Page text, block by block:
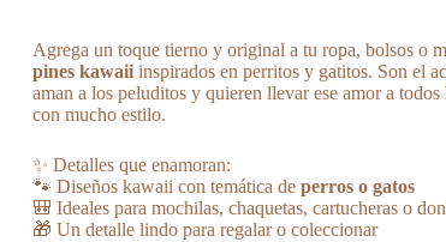
Agrega un toque tierno y original a tu ropa, bolsos o
pines kawaiiinspirados en perritos y gatitos. Son el
aman a los peluditos y quieren llevar ese amor a
con mucho estilo.
✨ Detalles que enamoran:
🐾 Diseños kawaii con temática de perros o gatos
🎒 Ideales para mochilas, chaquetas, cartucheras o
🎁 Un detalle lindo para regalar o coleccionar